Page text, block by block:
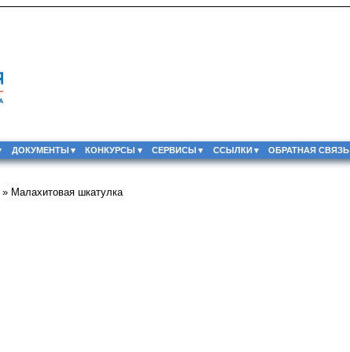
ДОКУМЕНТЫ КОНКУРСЫ СЕРВИСЫ ССЫЛКИ ОБРАТНАЯ СВЯЗЬ
» Малахитовая шкатулка